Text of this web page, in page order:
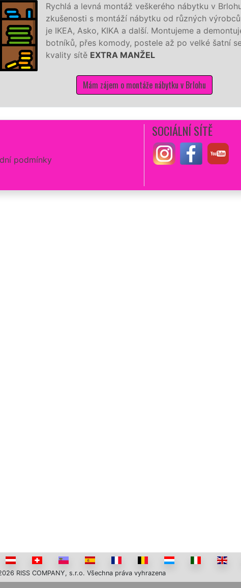
Rychlá a levná montáž veškerého nábytku v Brlohu.
zkušenosti s montáží nábytku od různých výrobců a
je IKEA, Asko, KIKA a další. Montujeme a
botníků, přes komody, postele až po velké šatní
kvality sítěEXTRA MANŽEL
Mám zájem o montáže nábytku v Brlohu
podmínky
SOCIÁLNÍ SÍTĚ
RISS COMPANY, s.r.o. Všechna práva vyhrazena